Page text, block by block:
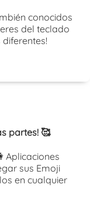
conocidos
del teclado
partes! 🥰
Aplicaciones
sus Emoji
en cualquier